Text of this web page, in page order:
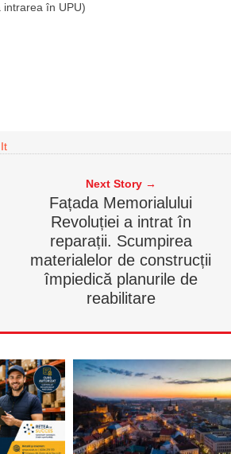
intrarea în UPU)
Next Story →
Fațada Memorialului
Revoluției a intrat în
reparații. Scumpirea
materialelor de construcții
împiedică planurile de
reabilitare